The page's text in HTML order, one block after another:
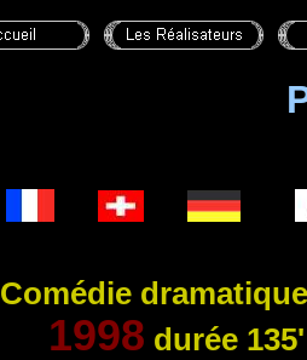
Comédie
1998 durée 135'